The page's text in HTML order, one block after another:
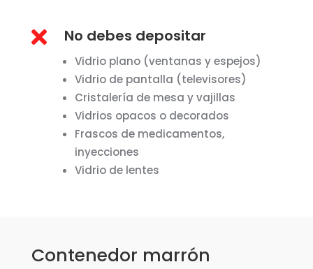
 No debes depositar
Vidrio plano (ventanas y espejos)
Vidrio de pantalla (televisores)
Cristalería de mesa y vajillas
Vidrios opacos o decorados
Frascos de medicamentos,
inyecciones
Vidrio de lentes
Contenedor marrón